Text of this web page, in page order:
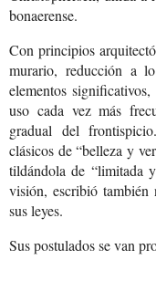
bonaerense.
Con principios
murario, reducción a
elementos
uso cada vez más
gradual del
clásicos de “belleza y
tildándola de “limitada
visión, escribió también
sus leyes.
Sus postulados se van